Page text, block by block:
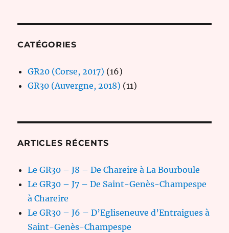
CATÉGORIES
GR20 (Corse, 2017) (16)
GR30 (Auvergne, 2018) (11)
ARTICLES RÉCENTS
Le GR30 – J8 – De Chareire à La Bourboule
Le GR30 – J7 – De Saint-Genès-Champespe
à Chareire
Le GR30 – J6 – D’Egliseneuve d’Entraigues à
Saint-Genès-Champespe